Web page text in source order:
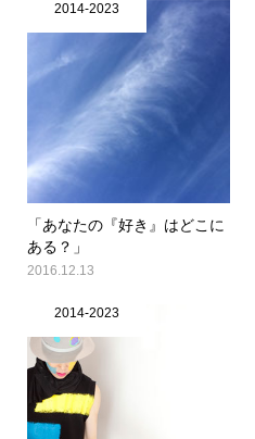
2014-2023
「あなたの『好き』はどこに
ある？」
2016.12.13
2014-2023